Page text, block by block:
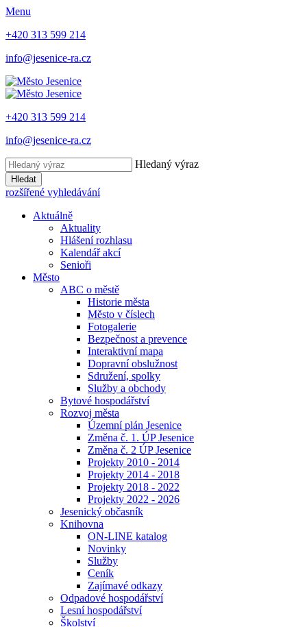
Menu
+420 313 599 214
info@jesenice-ra.cz
+420 313 599 214
info@jesenice-ra.cz
Hledaný výraz
Hledat
rozšířené vyhledávání
Aktuálně
Aktuality
Hlášení rozhlasu
Kalendář akcí
Senioři
Město
ABC o městě
Historie města
Město v číslech
Fotogalerie
Bezpečnost a prevence
Interaktivní mapa
Dopravní obslužnost
Sdružení, spolky
Služby a obchody
Bytové hospodářství
Rozvoj města
Územní plán Jesenice
Změna č. 1. ÚP Jesenice
Změna č. 2 ÚP Jesenice
Projekty 2010 - 2014
Projekty 2014 - 2018
Projekty 2018 - 2022
Projekty 2022 - 2026
Jesenický občasník
Knihovna
ON-LINE katalog
Novinky
Služby
Ceník
Zajímavé odkazy
Odpadové hospodářství
Lesní hospodářství
Školství